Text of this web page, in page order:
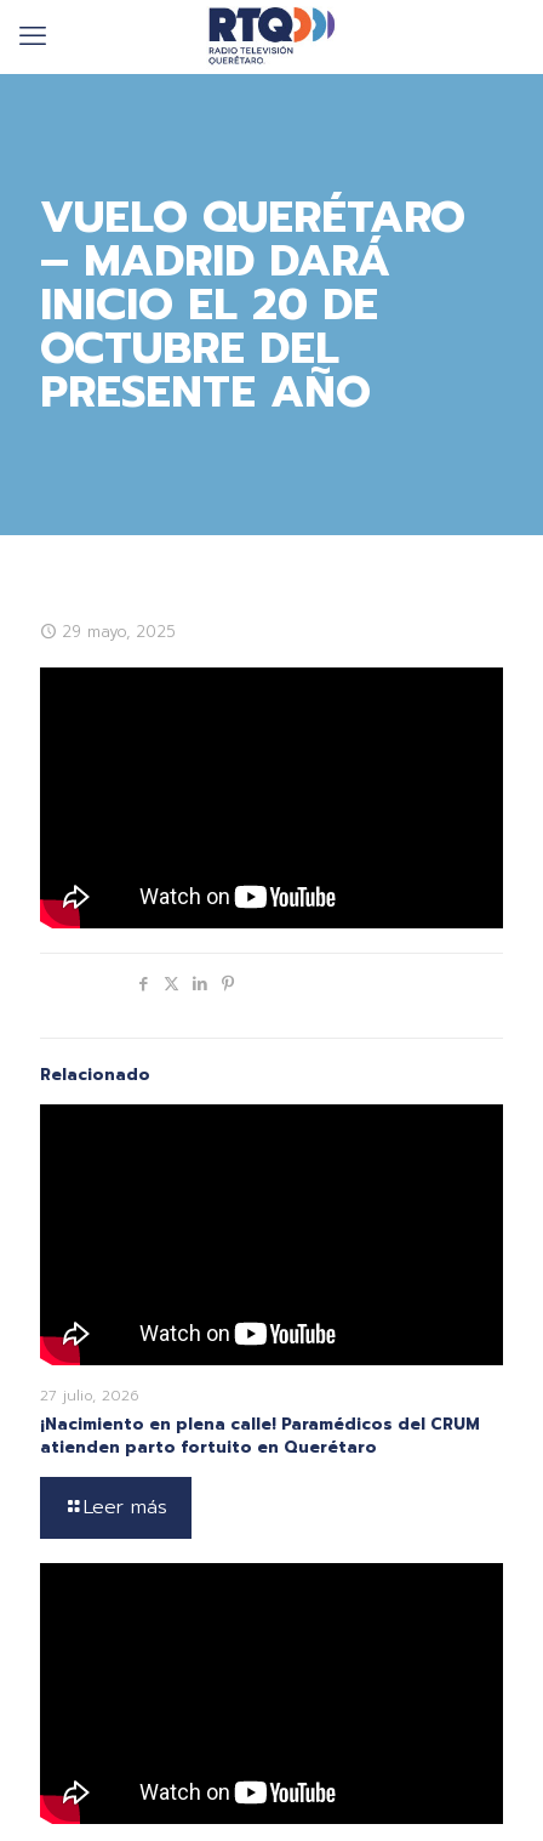
VUELO QUERÉTARO
– MADRID DARÁ
INICIO EL 20 DE
OCTUBRE DEL
PRESENTE AÑO
29 mayo, 2025
Relacionado
27 julio, 2026
¡Nacimiento en plena calle! Paramédicos del CRUM
atienden parto fortuito en Querétaro
Leer más